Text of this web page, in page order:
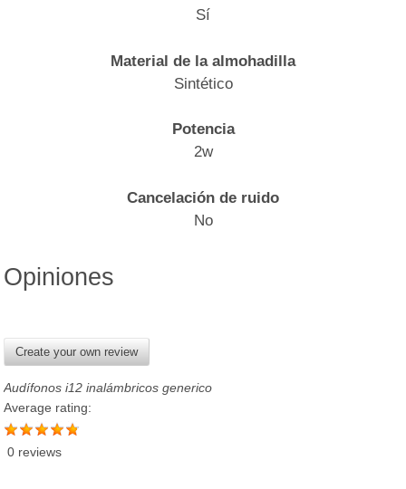
Sí
Material de la almohadilla
Sintético
Potencia
2w
Cancelación de ruido
No
Opiniones
Create your own review
Audífonos i12 inalámbricos generico
Average rating:
0 reviews